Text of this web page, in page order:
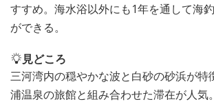
すすめ。海水浴以外にも1年を通して海
ができる。
見どころ
三河湾内の穏やかな波と白砂の砂浜が特
浦温泉の旅館と組み合わせた滞在が人気